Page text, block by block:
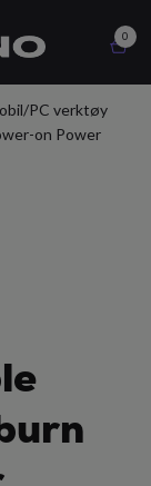
0
PC verktøy
on Power